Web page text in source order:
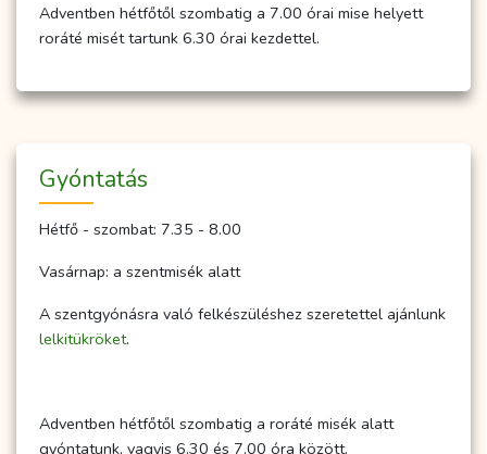
Adventben hétfőtől szombatig a 7.00 órai mise helyett
roráté misét tartunk 6.30 órai kezdettel.
Gyóntatás
Hétfő - szombat: 7.35 - 8.00
Vasárnap: a szentmisék alatt
A szentgyónásra való felkészüléshez szeretettel ajánlunk
lelkitükröket.
Adventben hétfőtől szombatig a roráté misék alatt
gyóntatunk, vagyis 6.30 és 7.00 óra között.